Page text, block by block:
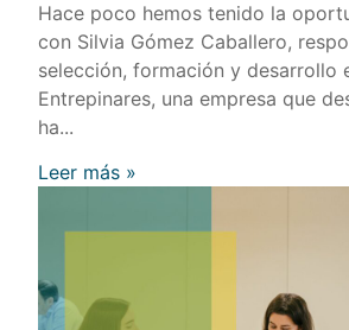
Hace poco hemos tenido la
con Silvia Gómez Caballero,
selección, formación y desarrollo
Entrepinares, una empresa que
ha...
Leer más »